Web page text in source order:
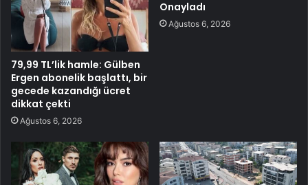
79,99 TL’lik hamle: Gülben
Ergen abonelik başlattı, bir
gecede kazandığı ücret
dikkat çekti
Ağustos 6, 2026
Onayladı
Ağustos 6, 2026